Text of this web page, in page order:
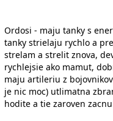
Ordosi - maju tanky s
tanky strielaju rychlo a
strelam a strelit znova,
rychlejsie ako mamut,
maju artileriu z
je nic moc) utlimatna
hodite a tie zaroven